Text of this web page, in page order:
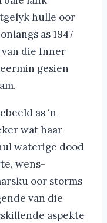
hulle oor
as 1947
die Inner
gesien
as ‘n
wat haar
waterige dood
wens-
oor storms
van die
aspekte